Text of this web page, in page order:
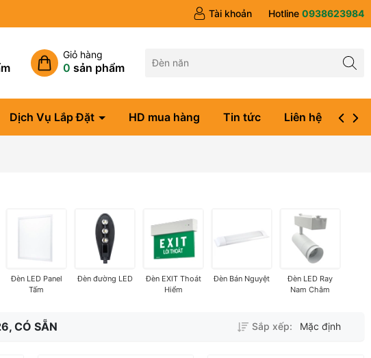
Tài khoản Hotline 0938623984
Giỏ hàng
0 sản phẩm
Dịch Vụ Lắp Đặt HD mua hàng Tin tức Liên hệ
Đèn LED Panel
Tấm
Đèn đường LED
Đèn EXIT Thoát
Hiểm
Đèn Bán Nguyệt
Đèn LED Ray
Nam Châm
CÓ SẴN Sắp xếp: Mặc định